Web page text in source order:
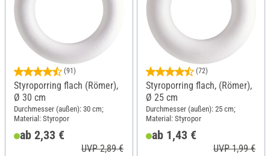
(91)
Styroporring flach (Römer),
Ø 30 cm
Durchmesser (außen): 30 cm;
Material: Styropor
ab 2,33 €
UVP 2,89 €
(72)
Styroporring flach, (Römer),
Ø 25 cm
Durchmesser (außen): 25 cm;
Material: Styropor
ab 1,43 €
UVP 1,99 €